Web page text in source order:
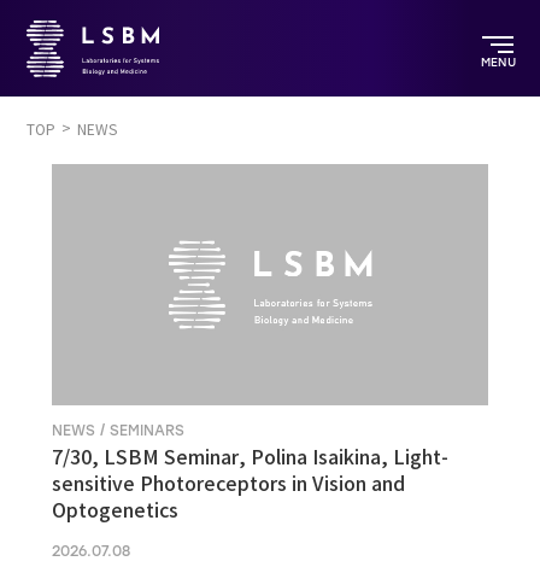
MENU
TOP NEWS
NEWS / SEMINARS
7/30, LSBM Seminar, Polina Isaikina, Light-
sensitive Photoreceptors in Vision and
Optogenetics
2026.07.08